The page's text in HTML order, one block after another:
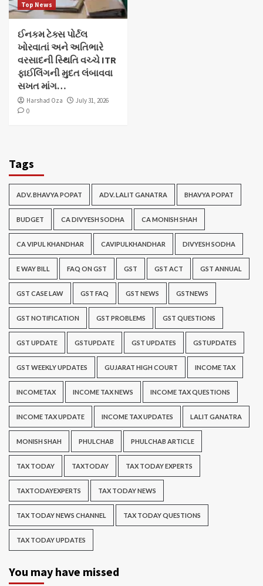
Top News
ઈનકમ ટેક્સ પોર્ટલ
ખોરવાતાં અને અતિભારે
વરસાદની સ્થિતિ વચ્ચે ITR
ફાઈલિંગની મુદત લંબાવવા
સખત માંગ…
Harshad Oza
July 31, 2026
0
Tags
ADV. BHAVYA POPAT ADV. LALIT GANATRA BHAVYA POPAT
BUDGET CA DIVYESH SODHA CA MONISH SHAH
CA VIPUL KHANDHAR CAVIPULKHANDHAR DIVYESH SODHA
E WAY BILL FAQ ON GST GST GST ACT GST ANNUAL
GST CASE LAW GST FAQ GST NEWS GSTNEWS
GST NOTIFICATION GST PROBLEMS GST QUESTIONS
GST UPDATE GSTUPDATE GST UPDATES GSTUPDATES
GST WEEKLY UPDATES GUJARAT HIGH COURT INCOME TAX
INCOMETAX INCOME TAX NEWS INCOME TAX QUESTIONS
INCOME TAX UPDATE INCOME TAX UPDATES LALIT GANATRA
MONISH SHAH PHULCHAB PHULCHAB ARTICLE
TAX TODAY TAXTODAY TAX TODAY EXPERTS
TAXTODAYEXPERTS TAX TODAY NEWS
TAX TODAY NEWS CHANNEL TAX TODAY QUESTIONS
TAX TODAY UPDATES
You may have missed